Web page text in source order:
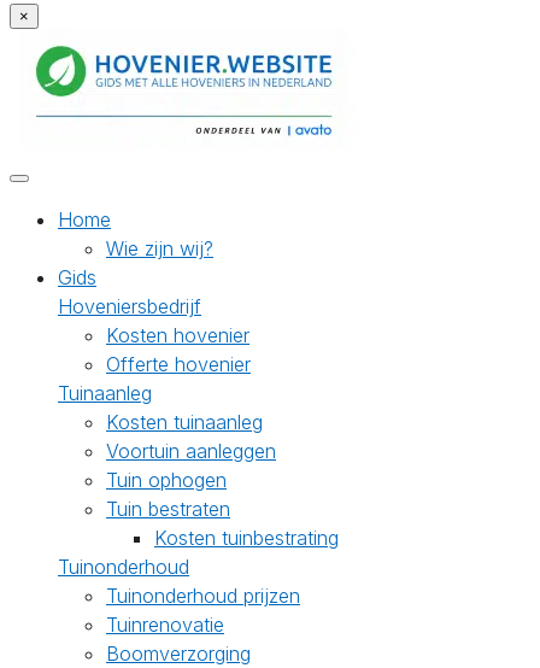
×
Home
Wie zijn wij?
Gids
Hoveniersbedrijf
Kosten hovenier
Offerte hovenier
Tuinaanleg
Kosten tuinaanleg
Voortuin aanleggen
Tuin ophogen
Tuin bestraten
Kosten tuinbestrating
Tuinonderhoud
Tuinonderhoud prijzen
Tuinrenovatie
Boomverzorging